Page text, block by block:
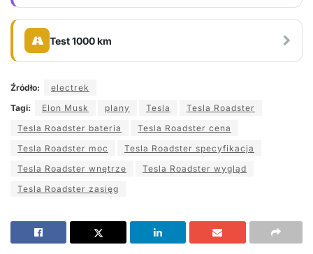
Test 1000 km
Źródło:
electrek
Tagi:
Elon Musk plany Tesla
Tesla Roadster
Tesla Roadster bateria
Tesla Roadster cena
Tesla Roadster moc
Tesla Roadster specyfikacja
Tesla Roadster wnętrze
Tesla Roadster wygląd
Tesla Roadster zasięg